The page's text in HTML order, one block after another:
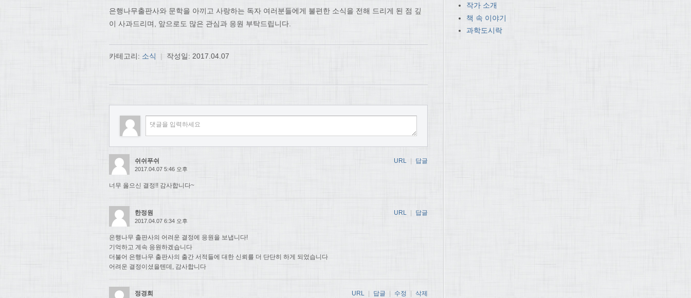
은행나무출판사와 문학을 아끼고 사랑하는 독자 여러분들에게 불편한 소식을 전해 드리게 된 점 깊
이 사과드리며, 앞으로도 많은 관심과 응원 부탁드립니다.
카테고리: 소식 | 작성일: 2017.04.07
쉬쉬푸쉬
2017.04.07 5:46 오후
너무 옳으신 결정!! 감사합니다~
URL | 답글
한정원
2017.04.07 6:34 오후
은행나무 출판사의 어려운 결정에 응원을 보냅니다!
기억하고 계속 응원하겠습니다
더불어 은행나무 출판사의 출간 서적들에 대한 신뢰를 더 단단히 하게 되었습니다
어려운 결정이셨을텐데, 감사합니다
URL | 답글
정경희 URL 답글 수정 삭제
작가 소개
책 속 이야기
과학도시락